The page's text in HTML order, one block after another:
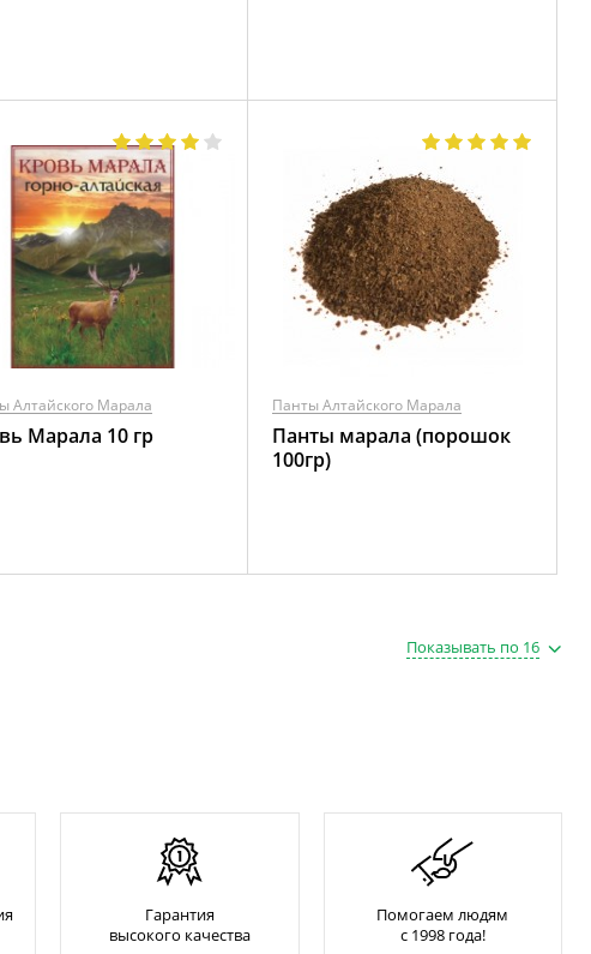
Алтайского Марала
Марала 10 гр
Панты Алтайского Марала
Панты марала (порошок
100гр)
Показывать по 16
Гарантия
высокого качества
Помогаем людям
с 1998 года!